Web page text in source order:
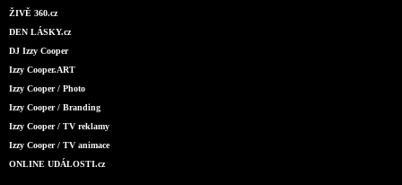
ŽIVĚ 360.cz
DEN LÁSKY.cz
DJ Izzy Cooper
Izzy Cooper.ART
Izzy Cooper / Photo
Izzy Cooper / Branding
Izzy Cooper / TV reklamy
Izzy Cooper / TV animace
ONLINE UDÁLOSTI.cz